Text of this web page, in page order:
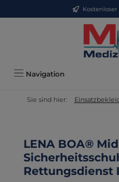
Zum Hauptinhalt springenKostenloser
Navigation
Sie sind hier:
LENA BOA® Mid
Rettungsdienst